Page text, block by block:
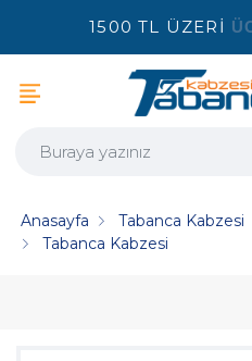
1500 TL ÜZERİ
Anasayfa Tabanca Kabzesi
Tabanca Kabzesi